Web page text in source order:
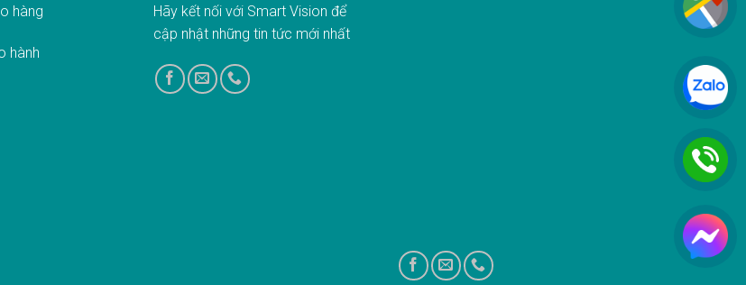
hàng
hành
Hãy kết nối với Smart Vision để
cập nhật những tin tức mới nhất